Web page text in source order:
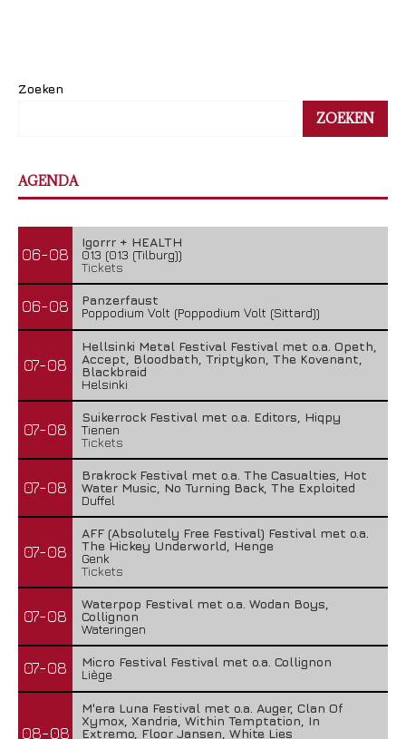
Zoeken
ZOEKEN
AGENDA
06-08
Igorrr + HEALTH
013 (013 (Tilburg))
Tickets
06-08
Panzerfaust
Poppodium Volt (Poppodium Volt (Sittard))
07-08
Hellsinki Metal Festival Festival met o.a. Opeth,
Accept, Bloodbath, Triptykon, The Kovenant,
Blackbraid
Helsinki
07-08
Suikerrock Festival met o.a. Editors, Hiqpy
Tienen
Tickets
07-08
Brakrock Festival met o.a. The Casualties, Hot
Water Music, No Turning Back, The Exploited
Duffel
07-08
AFF (Absolutely Free Festival) Festival met o.a.
The Hickey Underworld, Henge
Genk
Tickets
07-08
Waterpop Festival met o.a. Wodan Boys,
Collignon
Wateringen
07-08
Micro Festival Festival met o.a. Collignon
Liège
08-08
M'era Luna Festival met o.a. Auger, Clan Of
Xymox, Xandria, Within Temptation, In
Extremo, Floor Jansen, White Lies